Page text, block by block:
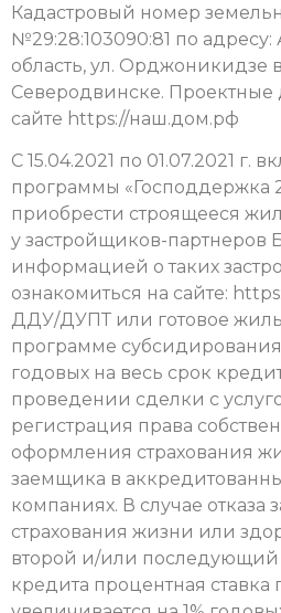
Кадастровый номер
№29:28:103090:81 по адресу:
область, ул. Орджоникидзе
Северодвинске. Проектные
сайте https://наш.дом.рф
C 15.04.2021 по 01.07.2021 г.
программы «Господдержка
приобрести строящееся
у застройщиков-партнеров
информацией о таких
ознакомиться на сайте:
ДДУ/ДУПТ или готовое
программе субсидирования
годовых на весь срок
проведении сделки с
регистрация права
оформления страхования
заемщика в
компаниях. В случае отказа
страхования жизни или
второй и/или последующий
кредита процентная ставка